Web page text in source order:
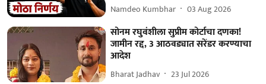
Namdeo Kumbhar 03 Aug 2026
सोनम रघुवंशीला सुप्रीम कोर्टाचा दणका!
जामीन रद्द, 3 आठवड्यात सरेंडर करण्याचा
आदेश
Bharat Jadhav 23 Jul 2026